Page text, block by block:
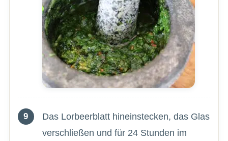
Das Lorbeerblatt hineinstecken, das Glas
verschließen und für 24 Stunden im